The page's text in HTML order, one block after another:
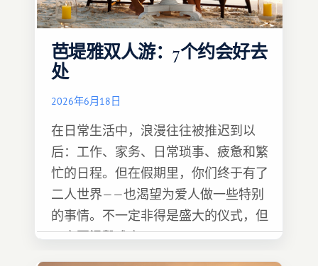
芭堤雅双人游：7个约会好去
处
2026年6月18日
在日常生活中，浪漫往往被推迟到以
后：工作、家务、日常琐事、疲惫和繁
忙的日程。但在假期里，你们终于有了
二人世界——也渴望为爱人做一些特别
的事情。不一定非得是盛大的仪式，但
一定要温馨难忘 :)